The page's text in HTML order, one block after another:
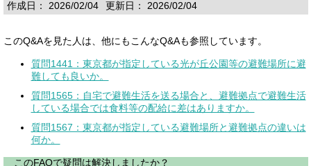
作成日： 2026/02/04 更新日： 2026/02/04
このQ&Aを見た人は、他にもこんなQ&Aも参照しています。
質問1441：東京都が指定している光が丘公園等の避難場所に避
難しても良いか。
質問1565：自宅で避難生活を送る場合と、避難拠点で避難生活
している場合では食料等の配給に差はありますか。
質問1567：東京都が指定している避難場所と避難拠点の違いは
何か。
このFAQで疑問は解決しましたか？